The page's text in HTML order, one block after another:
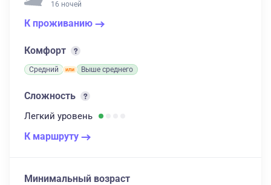
16 ночей
К проживанию
Комфорт
Средний Выше среднего
Сложность
Легкий уровень
К маршруту
Минимальный возраст